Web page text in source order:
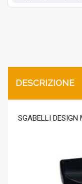
DESCRIZIONE
SGABELLI DESIGN